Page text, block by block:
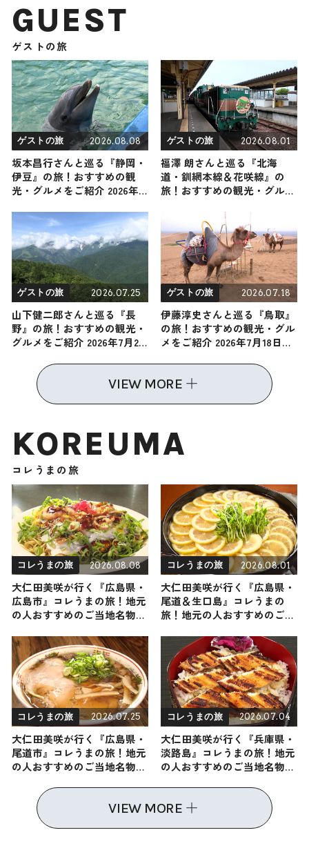
GUEST
ゲストの旅
ゲストの旅 2026.08.08
坂本昌行さんと巡る『静岡・
伊豆』の旅！おすすめの観
光・グルメをご紹介 2026年8
ゲストの旅 2026.08.01
福澤 朗さんと巡る『北海
道・釧網本線＆花咲線』の
旅！おすすめの観光・グルメ
ゲストの旅 2026.07.25
山下健二郎さんと巡る『長
野』の旅！おすすめの観光・
グルメをご紹介 2026年7月25
ゲストの旅 2026.07.18
伊藤淳史さんと巡る『鳥取』
の旅！おすすめの観光・グル
メをご紹介 2026年7月18日放
VIEW MORE
KOREUMA
コレうまの旅
コレうまの旅 2026.08.08
大仁田美咲が行く『広島県・
広島市』コレうまの旅！地元
の人おすすめのご当地名物グ
コレうまの旅 2026.08.01
大仁田美咲が行く『広島県・
尾道＆生口島』コレうまの
旅！地元の人おすすめのご当
日放送
コレうまの旅 2026.07.25
大仁田美咲が行く『広島県・
尾道市』コレうまの旅！地元
の人おすすめのご当地名物グ
コレうまの旅 2026.07.04
大仁田美咲が行く『兵庫県・
淡路島』コレうまの旅！地元
の人おすすめのご当地名物グ
VIEW MORE